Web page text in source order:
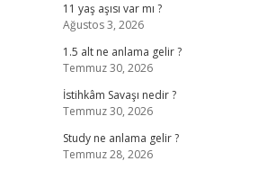
11 yaş aşısı var mı ?
Ağustos 3, 2026
1.5 alt ne anlama gelir ?
Temmuz 30, 2026
İstihkâm Savaşı nedir ?
Temmuz 30, 2026
Study ne anlama gelir ?
Temmuz 28, 2026